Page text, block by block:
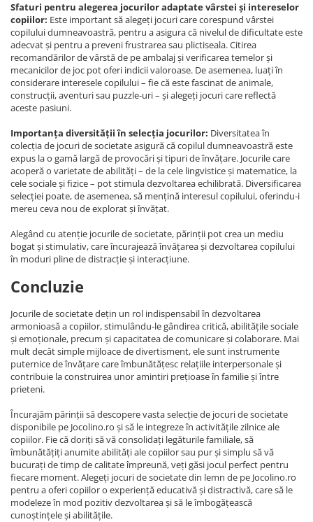
Sfaturi pentru alegerea jocurilor adaptate vârstei și intereselor
copiilor: Este important să alegeți jocuri care corespund vârstei
copilului dumneavoastră, pentru a asigura că nivelul de dificultate este
adecvat și pentru a preveni frustrarea sau plictiseala. Citirea
recomandărilor de vârstă de pe ambalaj și verificarea temelor și
mecanicilor de joc pot oferi indicii valoroase. De asemenea, luați în
considerare interesele copilului – fie că este fascinat de animale,
construcții, aventuri sau puzzle-uri – și alegeți jocuri care reflectă
aceste pasiuni.
Importanța diversității în selecția jocurilor: Diversitatea în
colecția de jocuri de societate asigură că copilul dumneavoastră este
expus la o gamă largă de provocări și tipuri de învățare. Jocurile care
acoperă o varietate de abilități – de la cele lingvistice și matematice, la
cele sociale și fizice – pot stimula dezvoltarea echilibrată. Diversificarea
selecției poate, de asemenea, să mențină interesul copilului, oferindu-i
mereu ceva nou de explorat și învățat.
Alegând cu atenție jocurile de societate, părinții pot crea un mediu
bogat și stimulativ, care încurajează învățarea și dezvoltarea copilului
în moduri pline de distracție și interacțiune.
Concluzie
Jocurile de societate dețin un rol indispensabil în dezvoltarea
armonioasă a copiilor, stimulându-le gândirea critică, abilitățile sociale
și emoționale, precum și capacitatea de comunicare și colaborare. Mai
mult decât simple mijloace de divertisment, ele sunt instrumente
puternice de învățare care îmbunătățesc relațiile interpersonale și
contribuie la construirea unor amintiri prețioase în familie și între
prieteni.
Încurajăm părinții să descopere vasta selecție de jocuri de societate
disponibile pe Jocolino.ro și să le integreze în activitățile zilnice ale
copiilor. Fie că doriți să vă consolidați legăturile familiale, să
îmbunătățiți anumite abilități ale copiilor sau pur și simplu să vă
bucurați de timp de calitate împreună, veți găsi jocul perfect pentru
fiecare moment. Alegeți jocuri de societate din lemn de pe Jocolino.ro
pentru a oferi copiilor o experiență educativă și distractivă, care să le
modeleze în mod pozitiv dezvoltarea și să le îmbogățească
cunoștințele și abilitățile.